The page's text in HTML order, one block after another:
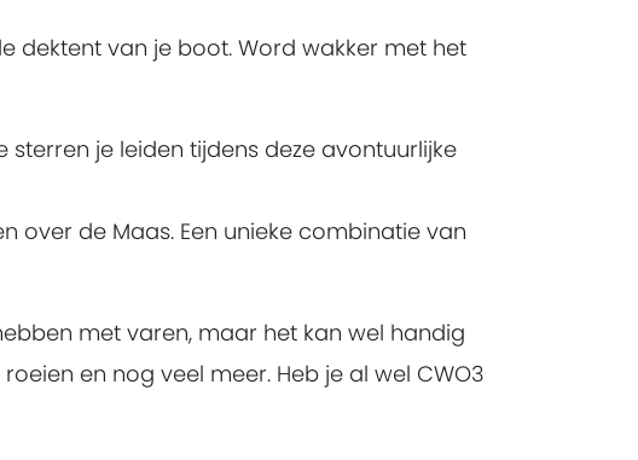
dektent van je boot. Word wakker met het
je leiden tijdens deze avontuurlijke
over de Maas. Een unieke combinatie van
met varen, maar het kan wel handig
en nog veel meer. Heb je al wel CWO3